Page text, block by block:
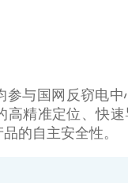
与国网反窃电
精准定位、快
的自主安全性。